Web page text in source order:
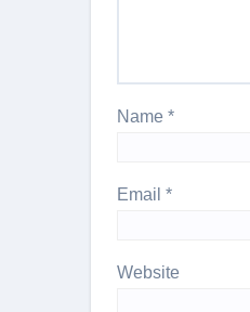
Name *
Email *
Website